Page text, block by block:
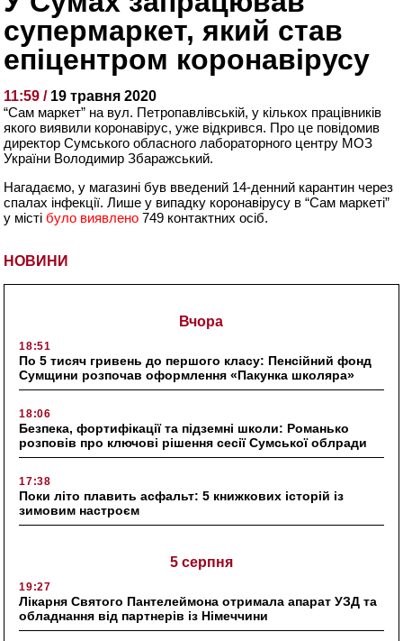
НОВИНИ
Вчора
18:51
По 5 тисяч гривень до першого класу: Пенсійний фонд
Сумщини розпочав оформлення «Пакунка школяра»
18:06
Безпека, фортифікації та підземні школи: Романько
розповів про ключові рішення сесії Сумської облради
17:38
Поки літо плавить асфальт: 5 книжкових історій із
зимовим настроєм
5 серпня
19:27
Лікарня Святого Пантелеймона отримала апарат УЗД та
обладнання від партнерів із Німеччини
супермаркет, який став
епіцентром коронавірусу
11:59 / 19 травня 2020
“Сам маркет” на вул. Петропавлівській, у кількох працівників
якого виявили коронавірус, уже відкрився. Про це повідомив
директор Сумського обласного лабораторного центру МОЗ
України Володимир Збаражський.
Нагадаємо, у магазині був введений 14-денний карантин через
спалах інфекції. Лише у випадку коронавірусу в “Сам маркеті”
у містібуло виявлено 749 контактних осіб.